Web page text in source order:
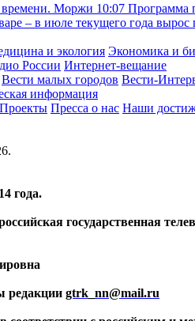
времени. Моржи 10:07 Программа
– в июле текущего года вырос
и экология Экономика и
России Интернет-вещание
Вести малых городов Вести-
информация
Проекты Пресса о нас Наши
.
года.
государственная
редакции gtrk_nn@mail.ru